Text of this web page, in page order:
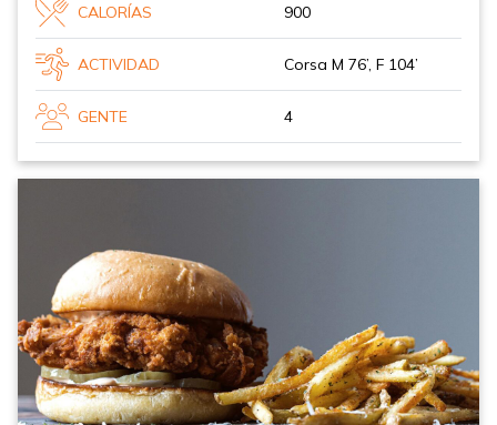
CALORÍAS 900
ACTIVIDAD Corsa M 76’, F 104’
GENTE 4